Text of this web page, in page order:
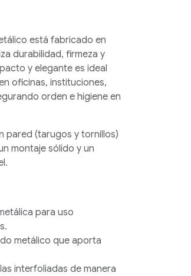
está fabricado en
durabilidad, firmeza y
y elegante es ideal
oficinas, instituciones,
orden e higiene en
pared (tarugos y tornillos)
montaje sólido y un
para uso
metálico que aporta
interfoliadas de manera